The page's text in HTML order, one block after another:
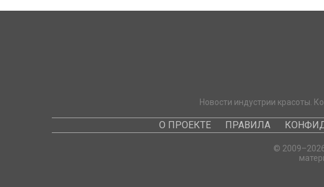
Новости индустрии красоты.
О ПРОЕКТЕ ПРАВИЛА
©